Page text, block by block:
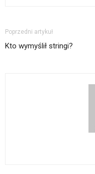
Poprzedni artykuł
Kto wymyślił stringi?